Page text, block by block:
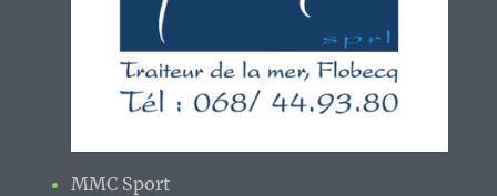
MMC Sport